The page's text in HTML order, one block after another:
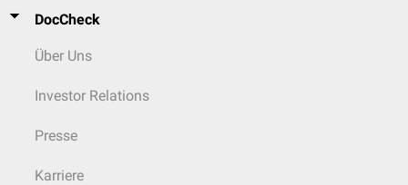
DocCheck
Über Uns
Investor Relations
Presse
Karriere